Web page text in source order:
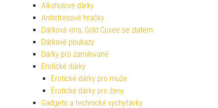
Alkoholové dárky
Antistresové hračky
Dárková vína, Gold Cuvee se zlatem
Dárkové poukazy
Dárky pro zamilované
Erotické dárky
Erotické dárky pro muže
Erotické dárky pro ženy
Gadgets a technické vychytávky